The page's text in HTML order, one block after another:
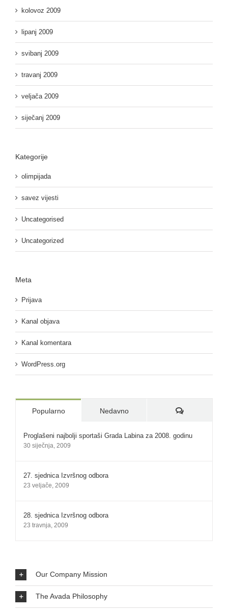
kolovoz 2009
lipanj 2009
svibanj 2009
travanj 2009
veljača 2009
siječanj 2009
Kategorije
olimpijada
savez vijesti
Uncategorised
Uncategorized
Meta
Prijava
Kanal objava
Kanal komentara
WordPress.org
Popularno Nedavno Komentari:
Proglašeni najbolji sportaši Grada Labina za 2008. godinu
30 siječnja, 2009
27. sjednica Izvršnog odbora
23 veljače, 2009
28. sjednica Izvršnog odbora
23 travnja, 2009
Our Company Mission
The Avada Philosophy